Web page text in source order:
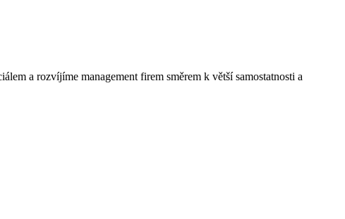
a rozvíjíme management firem směrem k větší samostatnosti a